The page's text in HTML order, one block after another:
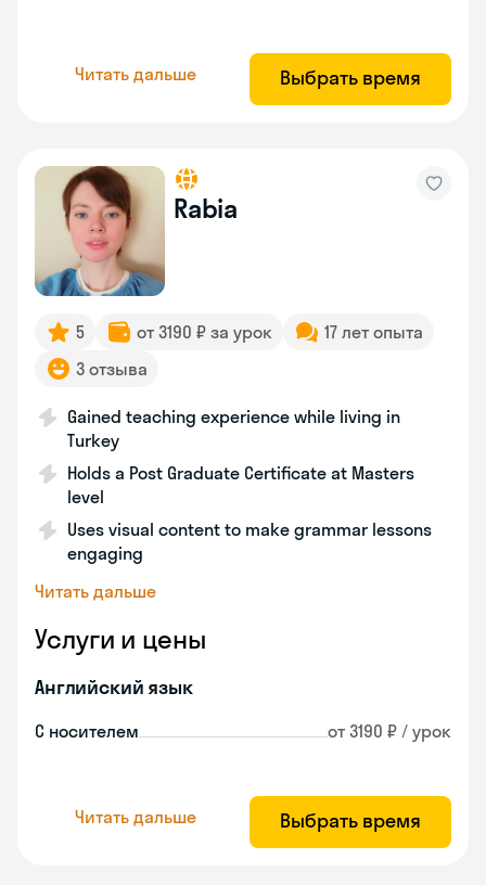
Читать дальше Выбрать время
Rabia
5 от 3190 ₽ за урок
17 лет опыта
3 отзыва
Gained teaching experience while living in
Turkey
Holds a Post Graduate Certificate at Masters
level
Uses visual content to make grammar lessons
engaging
Читать дальше
Услуги и цены
Английский язык
С носителем от 3190 ₽ / урок
Читать дальше Выбрать время